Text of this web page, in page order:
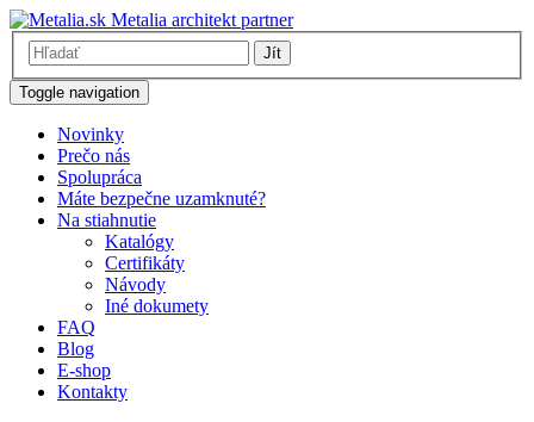
Metalia architekt partner
Jít
Toggle navigation
Novinky
Prečo nás
Spolupráca
Máte bezpečne uzamknuté?
Na stiahnutie
Katalógy
Certifikáty
Návody
Iné dokumety
FAQ
Blog
E-shop
Kontakty